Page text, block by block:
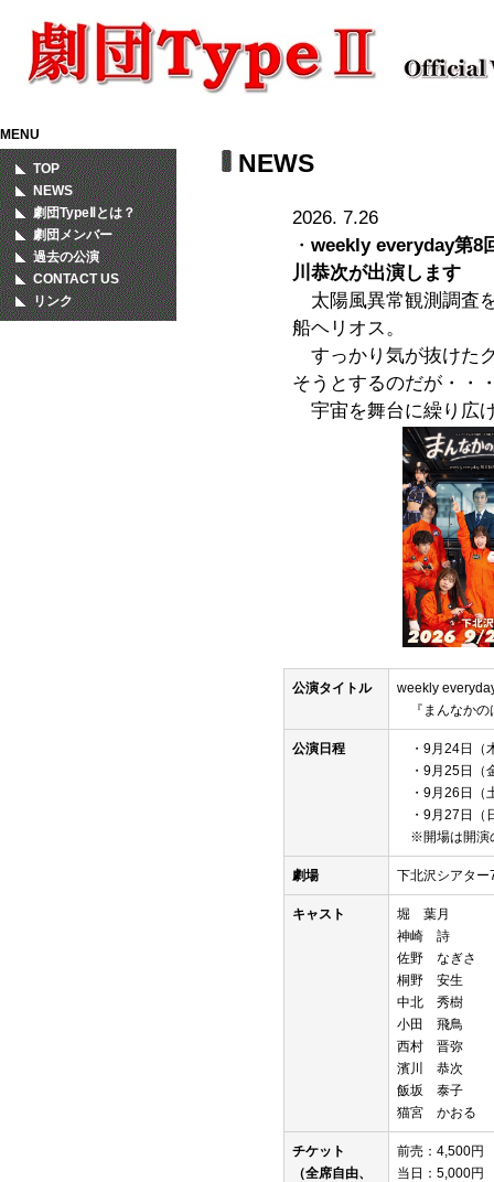
MENU
TOP
NEWS
劇団TypeⅡとは？
劇団メンバー
過去の公演
CONTACT US
リンク
NEWS
2026. 7.26
・weekly everyday第8
川恭次が出演します
太陽風異常観測調査
船ヘリオス。
すっかり気が抜けた
そうとするのだが・・
宇宙を舞台に繰り広
公演タイトル
weekly
『まんなかの
公演日程
・9月24日（
・9月25日（
・9月26日（
・9月27日（
※開場は開演
劇場 下北沢シアタ
キャスト
堀 葉月
神崎 詩
佐野 なぎさ
桐野 安生
中北 秀樹
小田 飛鳥
西村 晋弥
濱川 恭次
飯坂 泰子
猫宮 かおる
チケット
（全席自由、
前売：4,500円
当日：5,000円